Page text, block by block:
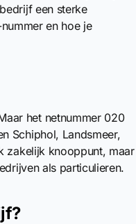
een sterke
en hoe je
het netnummer 020
Schiphol, Landsmeer,
zakelijk knooppunt, maar
als particulieren.